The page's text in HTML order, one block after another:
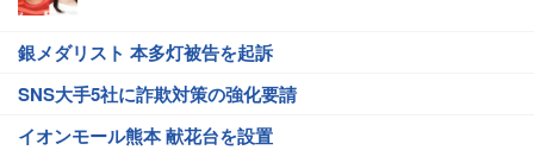
銀メダリスト 本多灯被告を起訴
SNS大手5社に詐欺対策の強化要請
イオンモール熊本 献花台を設置